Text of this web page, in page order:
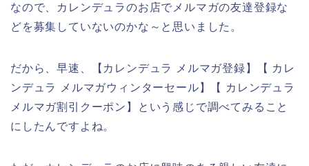
なので、カレンデュラのお店でメルマガの友達登録な
どを募集していないのかな～と思いました。
だから、早速、【カレンデュラ メルマガ登録】【 カレ
ンデュラ メルマガウィンターセール】【 カレンデュラ
メルマガ割引クーポン】という感じで調べてみること
にしたんですよね。